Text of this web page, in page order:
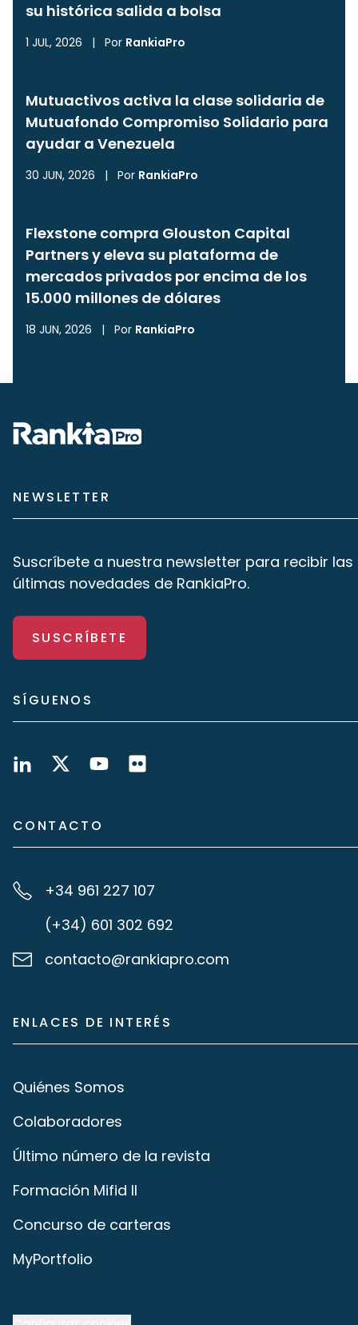
su histórica salida a bolsa
1 JUL, 2026 | Por RankiaPro
Mutuactivos activa la clase solidaria de
Mutuafondo Compromiso Solidario para
ayudar a Venezuela
30 JUN, 2026 | Por RankiaPro
Flexstone compra Glouston Capital
Partners y eleva su plataforma de
mercados privados por encima de los
15.000 millones de dólares
18 JUN, 2026 | Por RankiaPro
NEWSLETTER
Suscríbete a nuestra newsletter para recibir las
últimas novedades de RankiaPro.
SUSCRÍBETE
SÍGUENOS
CONTACTO
+34 961 227 107
(+34) 601 302 692
contacto@rankiapro.com
ENLACES DE INTERÉS
Quiénes Somos
Colaboradores
Último número de la revista
Formación Mifid II
Concurso de carteras
MyPortfolio